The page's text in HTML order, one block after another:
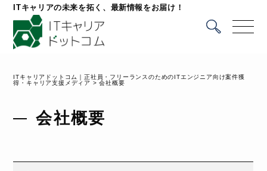
ITキャリアの未来を拓く、最新情報をお届け！
ITキャリアドットコム｜正社員・フリーランスのためのITエンジニア向け案件獲
得・キャリア支援メディア >会社概要
会社概要